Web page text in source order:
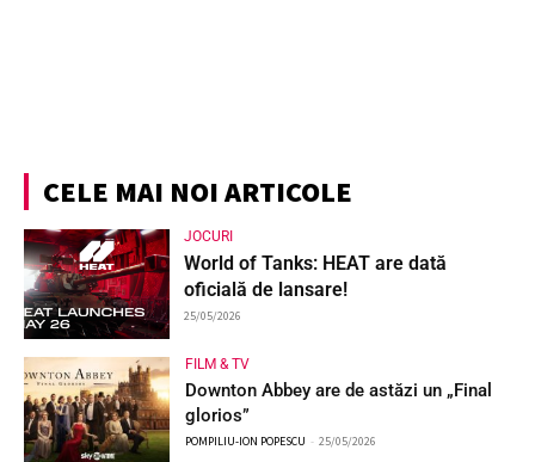
CELE MAI NOI ARTICOLE
JOCURI
World of Tanks: HEAT are dată
oficială de lansare!
25/05/2026
FILM & TV
Downton Abbey are de astăzi un „Final
glorios”
POMPILIU-ION POPESCU - 25/05/2026